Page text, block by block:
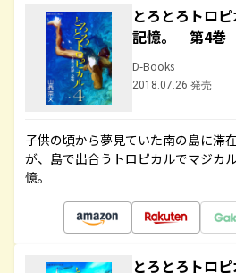
とろとろトロ
記憶。 第4巻
D-Books
2018.07.26 発売
子供の頃から夢見ていた南の島に滞
が、島で出合うトロピカルでマジカ
憶。
とろとろトロ